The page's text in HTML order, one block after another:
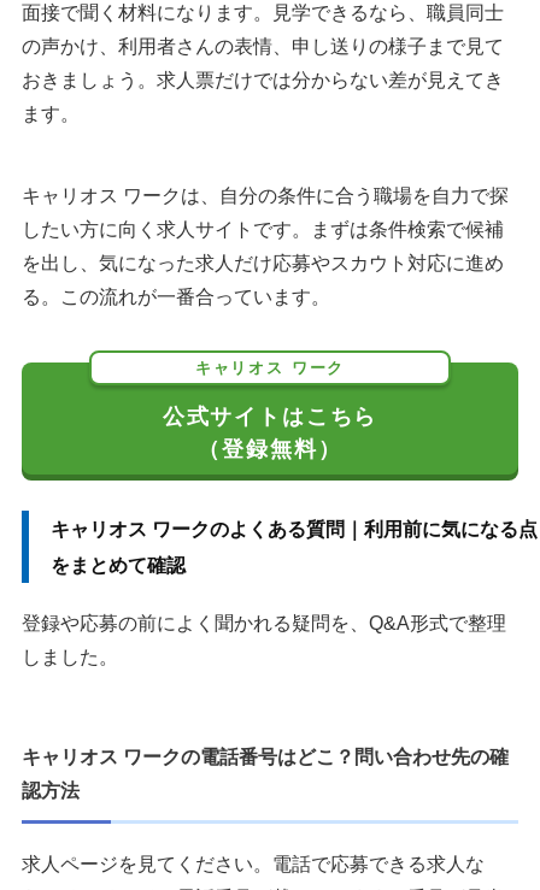
面接で聞く材料になります。見学できるなら、職員同士
の声かけ、利用者さんの表情、申し送りの様子まで見て
おきましょう。求人票だけでは分からない差が見えてき
ます。
キャリオス ワークは、自分の条件に合う職場を自力で探
したい方に向く求人サイトです。まずは条件検索で候補
を出し、気になった求人だけ応募やスカウト対応に進め
る。この流れが一番合っています。
キャリオス ワーク
公式サイトはこちら
（登録無料）
キャリオス ワークのよくある質問｜利用前に気になる点
をまとめて確認
登録や応募の前によく聞かれる疑問を、Q&A形式で整理
しました。
キャリオス ワークの電話番号はどこ？問い合わせ先の確
認方法
求人ページを見てください。電話で応募できる求人な